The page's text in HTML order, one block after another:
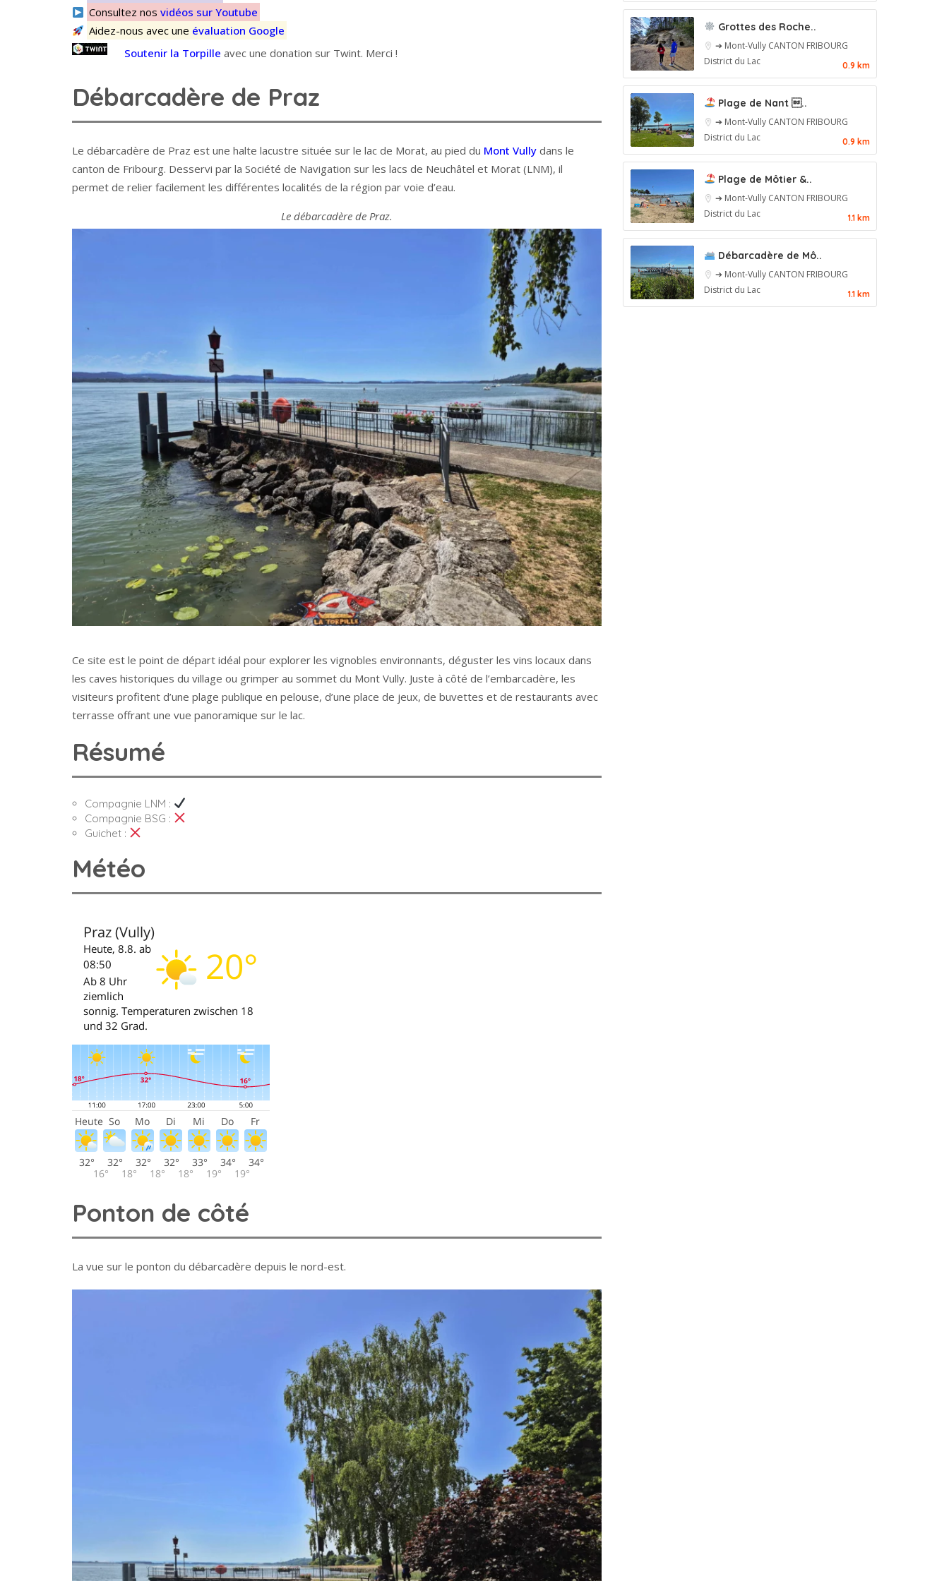
Consultez nosvidéos sur Youtube
Aidez-nous avec une évaluation Google
Soutenir la Torpille avec une donation sur Twint. Merci !
Débarcadère de Praz
Le débarcadère de Praz est une halte lacustre située sur le lac de Morat, au pied du Mont Vully dans le
canton de Fribourg. Desservi par la Société de Navigation sur les lacs de Neuchâtel et Morat (LNM), il
permet de relier facilement les différentes localités de la région par voie d’eau.
Le débarcadère de Praz.
Ce site est le point de départ idéal pour explorer les vignobles environnants, déguster les vins locaux dans
les caves historiques du village ou grimper au sommet du Mont Vully. Juste à côté de l’embarcadère, les
visiteurs profitent d’une plage publique en pelouse, d’une place de jeux, de buvettes et de restaurants avec
terrasse offrant une vue panoramique sur le lac.
Résumé
Compagnie LNM :
Compagnie BSG :
Guichet :
Météo
Ponton de côté
La vue sur le ponton du débarcadère depuis le nord-est.
Grottes des Roche..
➔ Mont-Vully CANTON FRIBOURG
District du Lac
0.9 km
Plage de Nant ..
➔ Mont-Vully CANTON FRIBOURG
District du Lac
0.9 km
Plage de Môtier &..
➔ Mont-Vully CANTON FRIBOURG
District du Lac
1.1 km
Débarcadère de Mô..
➔ Mont-Vully CANTON FRIBOURG
District du Lac
1.1 km